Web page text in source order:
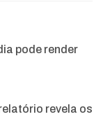
pode render
revela os